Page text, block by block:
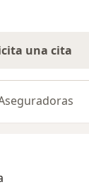
una cita